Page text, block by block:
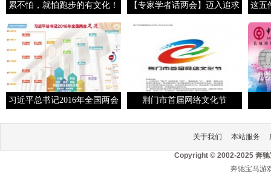
累不怕，就怕跑步的有文化！
【专家学者话两会】迈入追求
影响力的中国外交
这五
习近平总书记2016年全国两会
荆门市首届网络文化节
关于我们 本站服务
Copyright © 2002-2025 奔驰
奔驰宝马游